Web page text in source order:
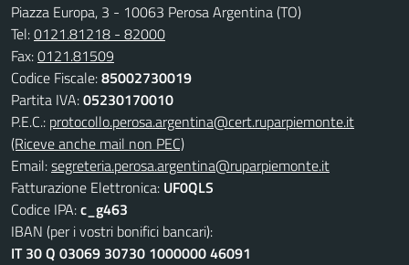
Piazza Europa, 3 - 10063 Perosa Argentina (TO)
Tel:0121.81218 - 82000
Fax:0121.81509
Codice Fiscale:85002730019
Partita IVA:05230170010
P.E.C.: protocollo.perosa.argentina@cert.ruparpiemonte.it
(Riceve anche mail non PEC)
Email:segreteria.perosa.argentina@ruparpiemonte.it
Fatturazione Elettronica: UF0QLS
Codice IPA:c_g463
IBAN (per i vostri bonifici bancari):
IT 30 Q 03069 30730 1000000 46091